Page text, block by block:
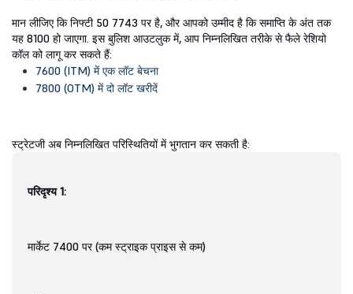
मान लीजिए कि निफ्टी 50 7743 पर है, और आपको उम्मीद है कि समाप्ति के अंत तक
यह 8100 हो जाएगा. इस बुलिश आउटलुक में, आप निम्नलिखित तरीके से फैले रेशियो
कॉल को लागू कर सकते हैं:
7600 (ITM) में एक लॉट बेचना
7800 (OTM) में दो लॉट खरीदें
स्ट्रेटजी अब निम्नलिखित परिस्थितियों में भुगतान कर सकती है:
परिदृश्य 1:
मार्केट 7400 पर (कम स्ट्राइक प्राइस से कम)